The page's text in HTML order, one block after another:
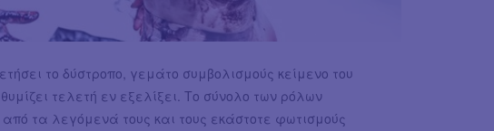
το δύστροπο, γεμάτο συμβολισμούς κείμενο του
τελετή εν εξελίξει. Το σύνολο των ρόλων
από τα λεγόμενά τους και τους εκάστοτε φωτισμούς